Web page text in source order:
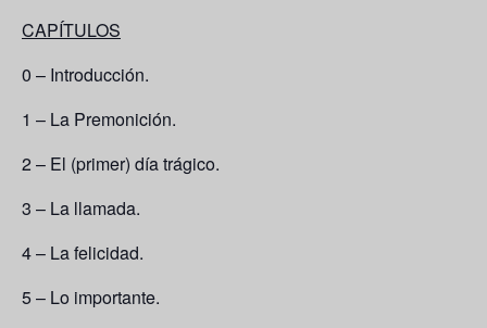
CAPÍTULOS
0 – Introducción.
1 – La Premonición.
2 – El (primer) día trágico.
3 – La llamada.
4 – La felicidad.
5 – Lo importante.